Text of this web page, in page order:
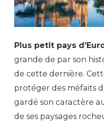
Plus petit pays
grande de par son
de cette dernière.
protéger des méfaits
gardé son caractère
de ses paysages